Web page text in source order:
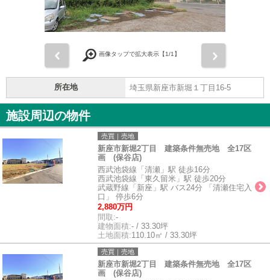
画像タップで拡大表示【1/1】
所在地 埼玉県新座市新堀１丁目16-5
施設周辺の物件
売買｜売地
新座市新堀2丁目 建築条件無売地 全17区
画 (保谷店)
西武池袋線「清瀬」駅 徒歩16分
西武池袋線「東久留米」駅 徒歩20分
武蔵野線「新座」駅 バス24分 「清瀬住宅入
口」 停歩6分
2,880万円
間取:-
建物面積:- / 33.30坪
土地面積:110.10㎡ / 33.30坪
売買｜売地
新座市新堀2丁目 建築条件無売地 全17区
画 (保谷店)